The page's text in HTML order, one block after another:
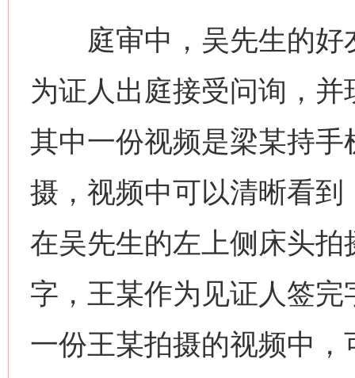
庭审中，吴先生的好
为证人出庭接受问询，
其中一份视频是梁某持
摄，视频中可以清晰看
在吴先生的左上侧床头
字，王某作为见证人签
一份王某拍摄的视频中